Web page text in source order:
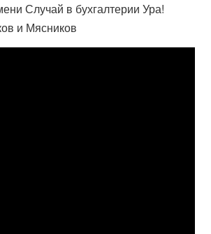
Случай в бухгалтерии Ура!
и Мясников